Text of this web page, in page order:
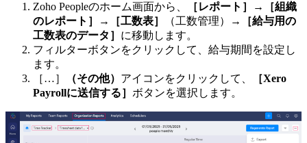
Zoho Peopleのホーム画面から、 ［レポート］ →
［組織
のレポート］
→ ［工数表］ （工数管理）→
［給与用の
工数表のデータ］ に移動します。
フィルターボタンをクリックして、給与期間を設定し
ます。
［…］
（その他） アイコンをクリックして、
［Xero
Payrollに送信する］ ボタンを選択します。